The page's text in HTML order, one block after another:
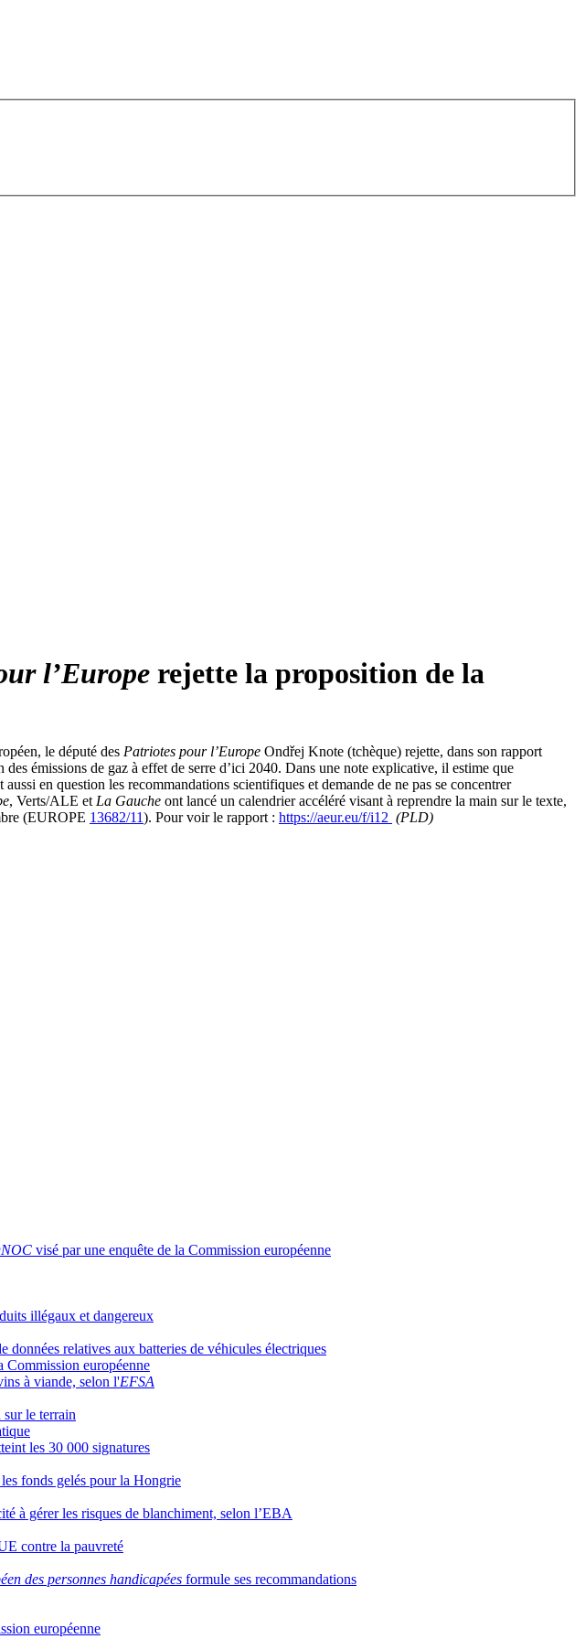
l’Europe rejette la proposition de la
le député des Patriotes pour l’Europe Ondřej Knote (tchèque) rejette, dans son rapport
émissions de gaz à effet de serre d’ici 2040. Dans une note explicative, il estime que
en question les recommandations scientifiques et demande de ne pas se concentrer
, Verts/ALE et La Gauche ont lancé un calendrier accéléré visant à reprendre la main sur le texte,
(EUROPE 13682/11). Pour voir le rapport : https://aeur.eu/f/i12 (PLD)
visé par une enquête de la Commission européenne
illégaux et dangereux
relatives aux batteries de véhicules électriques
Commission européenne
à viande, selon l'EFSA
le terrain
les 30 000 signatures
fonds gelés pour la Hongrie
à gérer les risques de blanchiment, selon l’EBA
contre la pauvreté
des personnes handicapées formule ses recommandations
européenne